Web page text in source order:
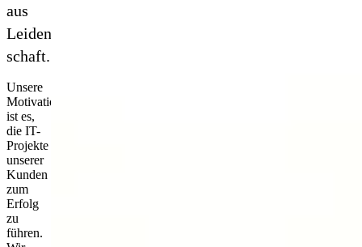
aus
Leiden­
schaft.
Unsere
Motivation
ist es,
die IT-
Projekte
unserer
Kunden
zum
Erfolg
zu
führen.